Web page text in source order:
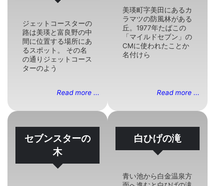
ジェットコースターの
路は美瑛と富良野の中
間に位置する場所にあ
るスポット。 その名
の通りジェットコース
ターのよう
Read more ...
美瑛町字美田にあるカ
ラマツの防風林がある
丘。1977年たばこの
「マイルドセブン」の
CMに使われたことか
名付けら
Read more ...
セブンスターの
木
白ひげの滝
青い池から白金温泉方